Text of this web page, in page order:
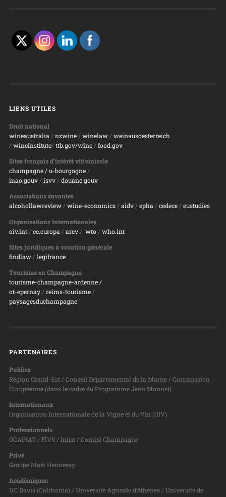
LIENS UTILES
Droit national
wineaustralia / nzwine/ winelaw/ weinausoesterreich
/ wineinstitute/ ttb.gov/wine/ food.gov
Sites français d’intérêt vitivinicole
champagne/ u-bourgogne/
inao.gouv/ isvv/ douane.gouv
Associations savantes
alcohollawreview/ wine-economics/ aidv/ epha/ cedece/ eustudies
Organisations internationales
oiv.int/ ec.europa / arev/ wto/ who.int
Sites juridiques à vocation générale
findlaw/ legifrance
Tourisme en Champagne
tourisme-champagne-ardenne /
ot-epernay/ reims-tourisme/
paysagesduchampagne
PARTENAIRES
Publics
Région Grand-Est / Conseil Départemental de la Marne / Commission
Européenne (dans le cadre du Programme Jean Monnet)
Internationaux
Organisation Internationale de la Vigne et du Vin (OIV)
Professionnels
OCAPIAT / FIVS / Inlex / Comité Champagne
Privé
Groupe Moët Hennessy
Académiques
UC Davis (California) / Université Agricole d’Athènes / Université de